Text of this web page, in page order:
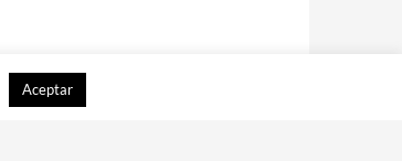
Aceptar